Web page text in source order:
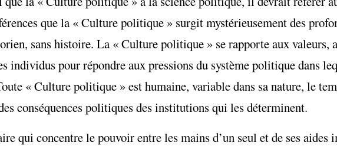
que la « Culture politique » surgit mystérieusement des
sans histoire. La « Culture politique » se rapporte aux valeurs,
individus pour répondre aux pressions du système politique dans
« Culture politique » est humaine, variable dans sa nature, le
conséquences politiques des institutions qui les déterminent.
qui concentre le pouvoir entre les mains d’un seul et de ses aides